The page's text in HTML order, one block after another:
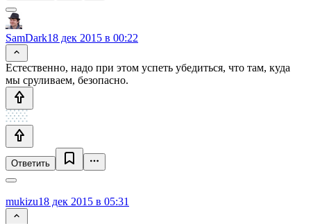
SamDark18 дек 2015 в 00:22
Естественно, надо при этом успеть убедиться, что там, куда
мы сруливаем, безопасно.
Ответить
mukizu18 дек 2015 в 05:31